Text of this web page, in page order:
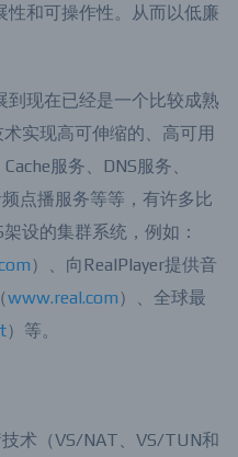
和可操作性。从而以低廉
到现在已经是一个比较成熟
实现高可伸缩的、高可用
服务、DNS服务、
点播服务等等，有许多比
设的集群系统，例如：
）、向RealPlayer提供音
www.real.com ）、全球最
）等。
术（VS/NAT、VS/TUN和